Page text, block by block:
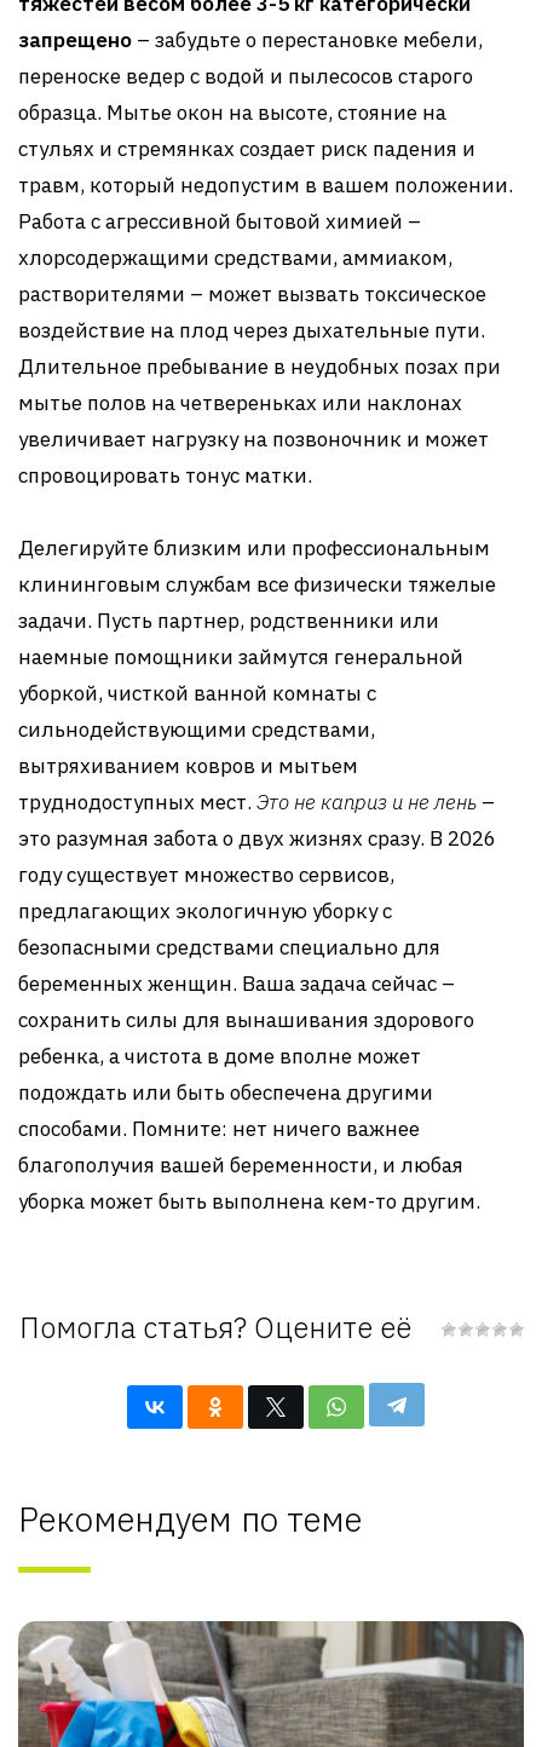
запрещено – забудьте о перестановке мебели,
переноске ведер с водой и пылесосов старого
образца. Мытье окон на высоте, стояние на
стульях и стремянках создает риск падения и
травм, который недопустим в вашем положении.
Работа с агрессивной бытовой химией –
хлорсодержащими средствами, аммиаком,
растворителями – может вызвать токсическое
воздействие на плод через дыхательные пути.
Длительное пребывание в неудобных позах при
мытье полов на четвереньках или наклонах
увеличивает нагрузку на позвоночник и может
спровоцировать тонус матки.
Делегируйте близким или профессиональным
клининговым службам все физически тяжелые
задачи. Пусть партнер, родственники или
наемные помощники займутся генеральной
уборкой, чисткой ванной комнаты с
сильнодействующими средствами,
вытряхиванием ковров и мытьем
труднодоступных мест. Это не каприз и не лень –
это разумная забота о двух жизнях сразу. В 2026
году существует множество сервисов,
предлагающих экологичную уборку с
безопасными средствами специально для
беременных женщин. Ваша задача сейчас –
сохранить силы для вынашивания здорового
ребенка, а чистота в доме вполне может
подождать или быть обеспечена другими
способами. Помните: нет ничего важнее
благополучия вашей беременности, и любая
уборка может быть выполнена кем-то другим.
Помогла статья? Оцените её
Рекомендуем по теме